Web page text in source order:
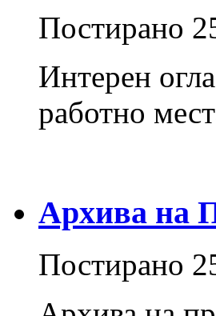
Постирано
Интерен
работно
Архива на
Постирано